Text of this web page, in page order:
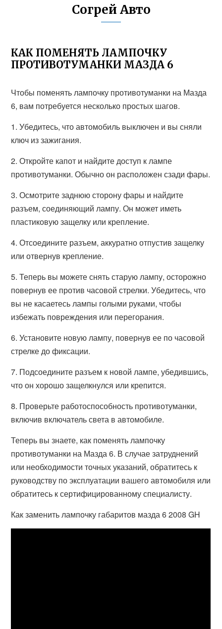
Согрей Авто
КАК ПОМЕНЯТЬ ЛАМПОЧКУ
ПРОТИВОТУМАНКИ МАЗДА 6
Чтобы поменять лампочку противотуманки на Мазда
6, вам потребуется несколько простых шагов.
1. Убедитесь, что автомобиль выключен и вы сняли
ключ из зажигания.
2. Откройте капот и найдите доступ к лампе
противотуманки. Обычно он расположен сзади фары.
3. Осмотрите заднюю сторону фары и найдите
разъем, соединяющий лампу. Он может иметь
пластиковую защелку или крепление.
4. Отсоедините разъем, аккуратно отпустив защелку
или отвернув крепление.
5. Теперь вы можете снять старую лампу, осторожно
повернув ее против часовой стрелки. Убедитесь, что
вы не касаетесь лампы голыми руками, чтобы
избежать повреждения или перегорания.
6. Установите новую лампу, повернув ее по часовой
стрелке до фиксации.
7. Подсоедините разъем к новой лампе, убедившись,
что он хорошо защелкнулся или крепится.
8. Проверьте работоспособность противотуманки,
включив включатель света в автомобиле.
Теперь вы знаете, как поменять лампочку
противотуманки на Мазда 6. В случае затруднений
или необходимости точных указаний, обратитесь к
руководству по эксплуатации вашего автомобиля или
обратитесь к сертифицированному специалисту.
Как заменить лампочку габаритов мазда 6 2008 GH